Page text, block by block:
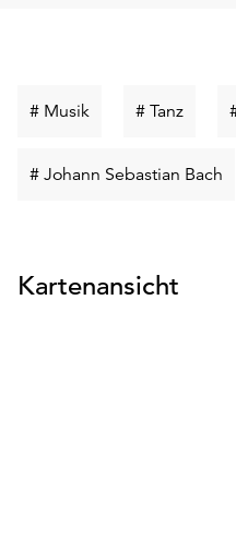
Impressum
# MusikSchlüsselwort
# Tanz
# Johann Sebastian Bach
Kartenansicht